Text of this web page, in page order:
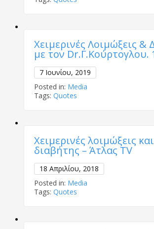
Χειμερινές Λοιμώξεις &
με τον Dr.Γ.Κούρτογλου.
7 Ιουνίου, 2019
Posted in: Media
Tags:Quotes
Χειμερινές λοιμώξεις και
διαβήτης – Άτλας ΤV
18 Απριλίου, 2018
Posted in: Media
Tags:Quotes